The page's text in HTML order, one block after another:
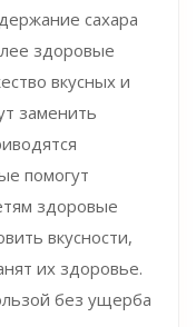
сахара
здоровые
вкусных и
заменить
помогут
здоровые
вкусности,
их здоровье.
без ущерба